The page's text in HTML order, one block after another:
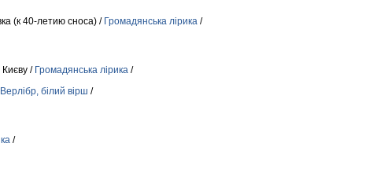
(к 40-летию сноса) / Громадянська лірика /
/ Громадянська лірика /
Верлібр, білий вірш /
/